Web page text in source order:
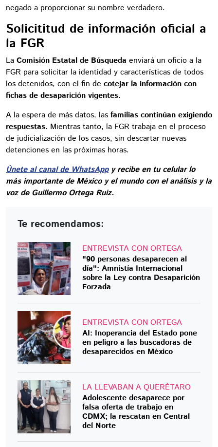
negado a proporcionar su nombre verdadero.
Solicititud de información oficial a
la FGR
La Comisión Estatal de Búsqueda enviará un oficio a la
FGR para solicitar la identidad y características de todos
los detenidos, con el fin de cotejar la información con
fichas de desaparición vigentes.
A la espera de más datos, las familias continúan exigiendo
respuestas. Mientras tanto, la FGR trabaja en el proceso
de judicialización de los casos, sin descartar nuevas
detenciones en las próximas horas.
Únete al canal de WhatsAppy recibe en tu celular lo
más importante de México y el mundo con el análisis y la
voz de Guillermo Ortega Ruiz.
Te recomendamos:
ENTREVISTA CON ORTEGA
"90 personas desaparecen al
día": Amnistía Internacional
sobre la Ley contra Desaparición
Forzada
ENTREVISTA CON ORTEGA
AI: Inoperancia del Estado pone
en peligro a las buscadoras de
desaparecidos en México
LA LLEVABAN A QUERÉTARO
Adolescente desaparece por
falsa oferta de trabajo en
CDMX; la rescatan en Central
del Norte